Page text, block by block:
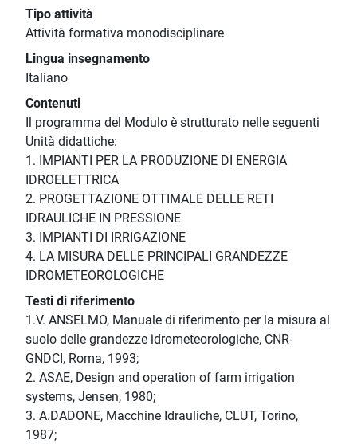
Tipo attività
Attività formativa monodisciplinare
Lingua insegnamento
Italiano
Contenuti
Il programma del Modulo è strutturato nelle seguenti
Unità didattiche:
1. IMPIANTI PER LA PRODUZIONE DI ENERGIA
IDROELETTRICA
2. PROGETTAZIONE OTTIMALE DELLE RETI
IDRAULICHE IN PRESSIONE
3. IMPIANTI DI IRRIGAZIONE
4. LA MISURA DELLE PRINCIPALI GRANDEZZE
IDROMETEOROLOGICHE
Testi di riferimento
1.V. ANSELMO, Manuale di riferimento per la misura al
suolo delle grandezze idrometeorologiche, CNR-
GNDCI, Roma, 1993;
2. ASAE, Design and operation of farm irrigation
systems, Jensen, 1980;
3. A.DADONE, Macchine Idrauliche, CLUT, Torino,
1987;